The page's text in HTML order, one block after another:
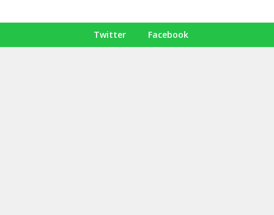
Twitter Facebook